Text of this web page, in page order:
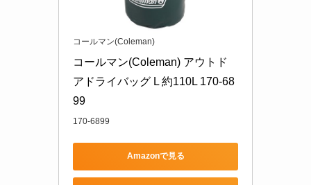
コールマン(Coleman)
コールマン(Coleman) アウトド
アドライバッグ L 約110L 170-68
99
170-6899
Amazonで見る